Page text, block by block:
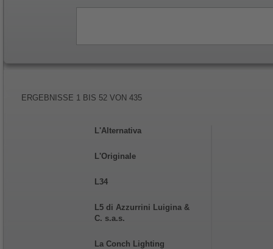
ERGEBNISSE 1 BIS 52 VON 435
L'Alternativa
L'Originale
L34
L5 di Azzurrini Luigina &
C. s.a.s.
La Conch Lighting